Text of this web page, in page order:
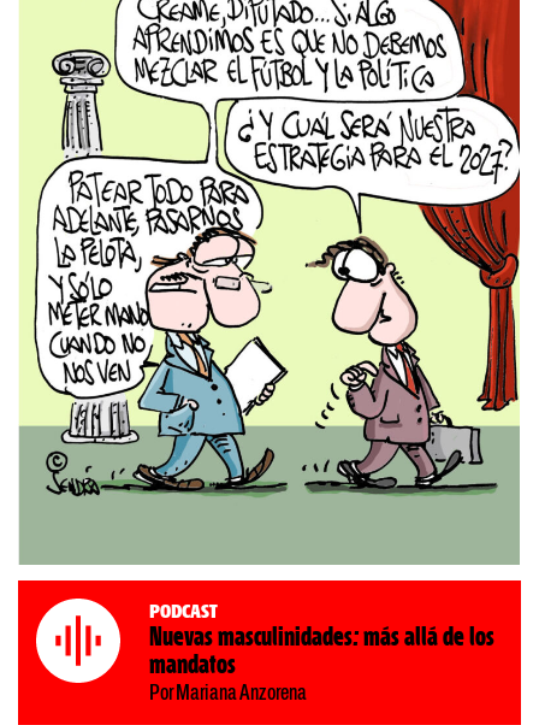
Podcast
Nuevas masculinidades: más allá de los
mandatos
Por Mariana Anzorena